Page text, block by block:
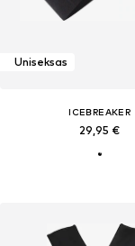
Uniseksas
ICEBREAKER
29,95 €